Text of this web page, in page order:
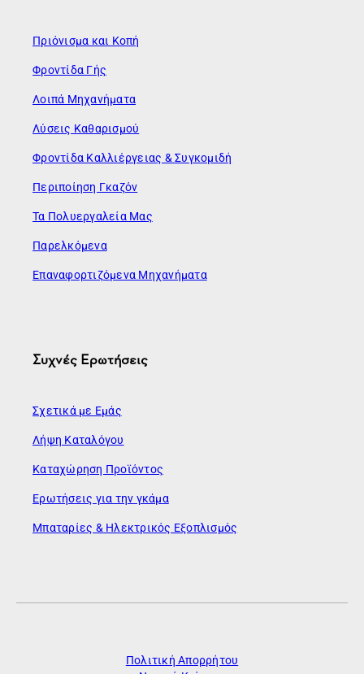
Πριόνισμα και Κοπή
Φροντίδα Γής
Λοιπά Μηχανήματα
Λύσεις Καθαρισμού
Φροντίδα Καλλιέργειας & Συγκομιδή
Περιποίηση Γκαζόν
Τα Πολυεργαλεία Μας
Παρελκόμενα
Επαναφορτιζόμενα Μηχανήματα
Συχνές Ερωτήσεις
Σχετικά με Εμάς
Λήψη Καταλόγου
Καταχώρηση Προϊόντος
Ερωτήσεις για την γκάμα
Μπαταρίες & Ηλεκτρικός Εξοπλισμός
Πολιτική Απορρήτου